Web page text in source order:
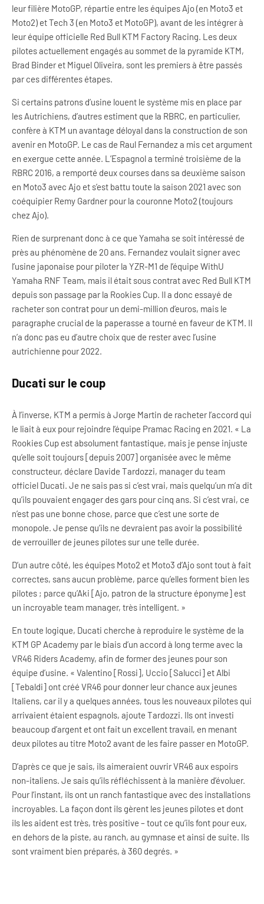
leur filière MotoGP, répartie entre les équipes Ajo (en Moto3 et
Moto2) et Tech 3 (en Moto3 et MotoGP), avant de les intégrer à
leur équipe officielle Red Bull KTM Factory Racing. Les deux
pilotes actuellement engagés au sommet de la pyramide KTM,
Brad Binder et Miguel Oliveira, sont les premiers à être passés
par ces différentes étapes.
Si certains patrons d’usine louent le système mis en place par
les Autrichiens, d’autres estiment que la RBRC, en particulier,
confère à KTM un avantage déloyal dans la construction de son
avenir en MotoGP. Le cas de Raul Fernandez a mis cet argument
en exergue cette année. L’Espagnol a terminé troisième de la
RBRC 2016, a remporté deux courses dans sa deuxième saison
en Moto3 avec Ajo et s’est battu toute la saison 2021 avec son
coéquipier Remy Gardner pour la couronne Moto2 (toujours
chez Ajo).
Rien de surprenant donc à ce que Yamaha se soit intéressé de
près au phénomène de 20 ans. Fernandez voulait signer avec
l’usine japonaise pour piloter la YZR-M1 de l’équipe WithU
Yamaha RNF Team, mais il était sous contrat avec Red Bull KTM
depuis son passage par la Rookies Cup. Il a donc essayé de
racheter son contrat pour un demi-million d’euros, mais le
paragraphe crucial de la paperasse a tourné en faveur de KTM. Il
n’a donc pas eu d’autre choix que de rester avec l’usine
autrichienne pour 2022.
Ducati sur le coup
À l’inverse, KTM a permis à Jorge Martin de racheter l’accord qui
le liait à eux pour rejoindre l’équipe Pramac Racing en 2021. « La
Rookies Cup est absolument fantastique, mais je pense injuste
qu’elle soit toujours [depuis 2007] organisée avec le même
constructeur, déclare Davide Tardozzi, manager du team
officiel Ducati. Je ne sais pas si c’est vrai, mais quelqu’un m’a dit
qu’ils pouvaient engager des gars pour cinq ans. Si c’est vrai, ce
n’est pas une bonne chose, parce que c’est une sorte de
monopole. Je pense qu’ils ne devraient pas avoir la possibilité
de verrouiller de jeunes pilotes sur une telle durée.
D’un autre côté, les équipes Moto2 et Moto3 d’Ajo sont tout à fait
correctes, sans aucun problème, parce qu’elles forment bien les
pilotes ; parce qu’Aki [Ajo, patron de la structure éponyme] est
un incroyable team manager, très intelligent. »
En toute logique, Ducati cherche à reproduire le système de la
KTM GP Academy par le biais d’un accord à long terme avec la
VR46 Riders Academy, afin de former des jeunes pour son
équipe d’usine. « Valentino [Rossi], Uccio [Salucci] et Albi
[Tebaldi] ont créé VR46 pour donner leur chance aux jeunes
Italiens, car il y a quelques années, tous les nouveaux pilotes qui
arrivaient étaient espagnols, ajoute Tardozzi. Ils ont investi
beaucoup d’argent et ont fait un excellent travail, en menant
deux pilotes au titre Moto2 avant de les faire passer en MotoGP.
D’après ce que je sais, ils aimeraient ouvrir VR46 aux espoirs
non-italiens. Je sais qu’ils réfléchissent à la manière d’évoluer.
Pour l’instant, ils ont un ranch fantastique avec des installations
incroyables. La façon dont ils gèrent les jeunes pilotes et dont
ils les aident est très, très positive – tout ce qu’ils font pour eux,
en dehors de la piste, au ranch, au gymnase et ainsi de suite. Ils
sont vraiment bien préparés, à 360 degrés. »